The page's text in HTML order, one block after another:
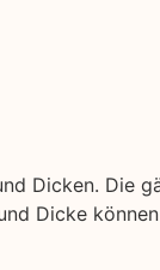
Dicken. Die
Dicke